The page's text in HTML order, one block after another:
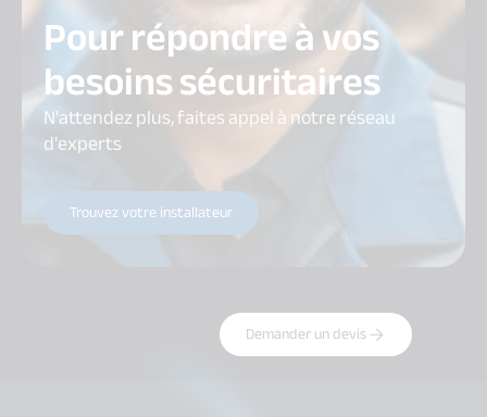
Pour répondre à vos
besoins sécuritaires
N'attendez plus, faites appel à notre réseau
d'experts
Trouvez votre installateur
Demander un devis